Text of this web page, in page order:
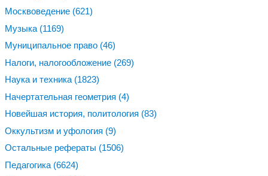
Москвоведение (621)
Музыка (1169)
Муниципальное право (46)
Налоги, налогообложение (269)
Наука и техника (1823)
Начертательная геометрия (4)
Новейшая история, политология (83)
Оккультизм и уфология (9)
Остальные рефераты (1506)
Педагогика (6624)